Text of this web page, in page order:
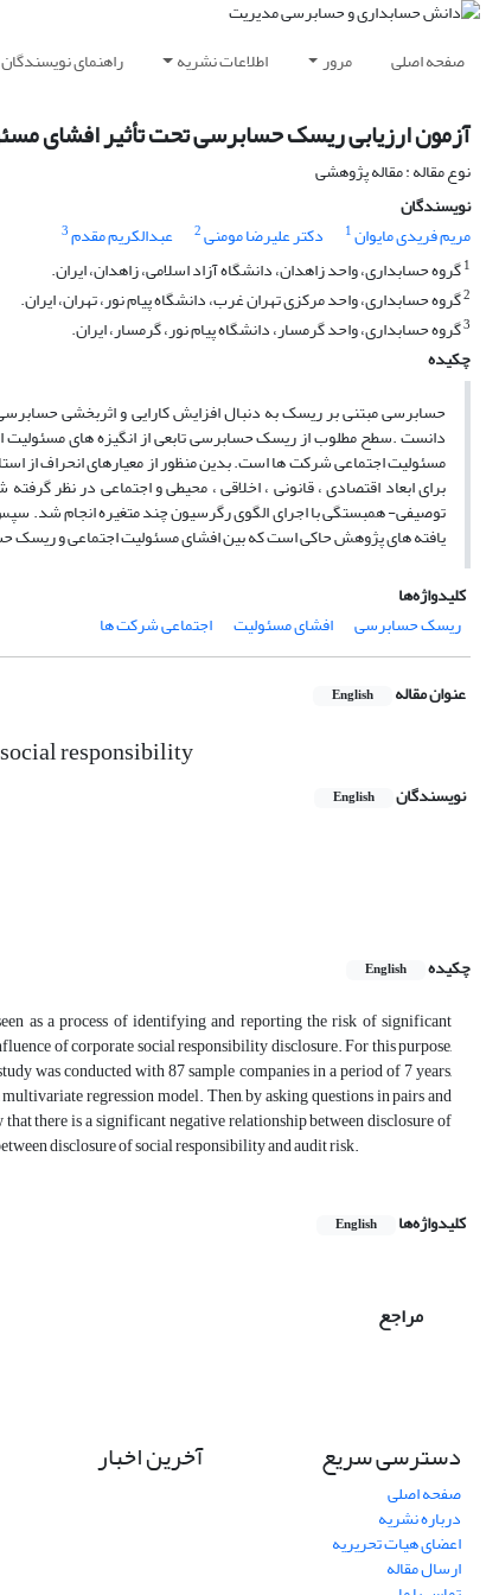
صفحه اصلی مرور اطلاعات نشریه راهنمای نویسندگان
آزمون ارزیابی ریسک حسابرسی تحت تأثیر افشای
نوع مقاله : مقاله پژوهشی
نویسندگان
مریم فریدی مایوان1 دکتر علیرضا مومنی2 عبدالکریم مقدم3
1گروه حسابداری، واحد زاهدان، دانشگاه آزاد اسلامی، زاهدان، ایران.
2گروه حسابداری، واحد مرکزی تهران غرب، دانشگاه پیام نور، تهران، ایران.
3گروه حسابداری، واحد گرمسار، دانشگاه پیام نور، گرمسار، ایران.
چکیده
حسابرسی مبتنی بر ریسک به دنبال افزایش کارایی و اثربخشی
دانست .سطح مطلوب از ریسک حسابرسی تابعی از انگیزه های
یافته های پژوهش حاکی است که بین افشای مسئولیت اجتماعی و ریسک
کلیدواژه‌ها
ریسک حسابرسی
افشای مسئولیت اجتماعی شرکت ها
عنوان مقاله English
responsibility
نویسندگان English
چکیده
English
as a process of identifying and reporting the risk of significant
of corporate social responsibility disclosure. For this purpose,
was conducted with 87 sample companies in a period of 7 years,
regression model. Then, by asking questions in pairs and
there is a significant negative relationship between disclosure of
disclosure of social responsibility and audit risk.
کلیدواژه‌ها English
مراجع
دسترسی سریع
صفحه اصلی
درباره نشریه
اعضای هیات تحریریه
ارسال مقاله
آخرین اخبار